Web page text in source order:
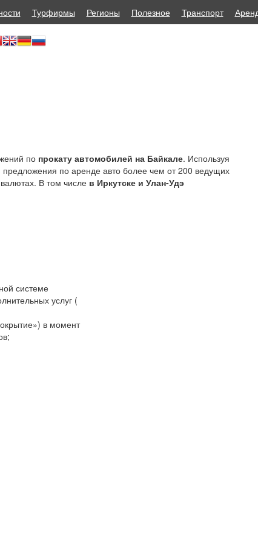
Турфирмы Регионы Полезное Транспорт
по прокату автомобилей на Байкале. Используя
по аренде авто более чем от 200 ведущих
В том числе в Иркутске и Улан-Удэ
системе
услуг (
в момент